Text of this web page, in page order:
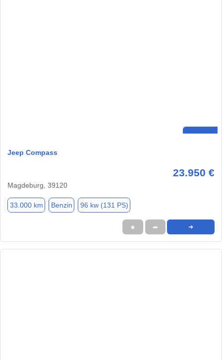
Jeep Compass
23.950 €
Magdeburg, 39120
33.000 km Benzin 96 kw (131 PS)
★ ➦ ➜